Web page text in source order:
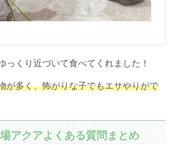
っくり近づいて食べてくれました！
が多く、怖がりな子でもエサやりがで
アクアよくある質問まとめ